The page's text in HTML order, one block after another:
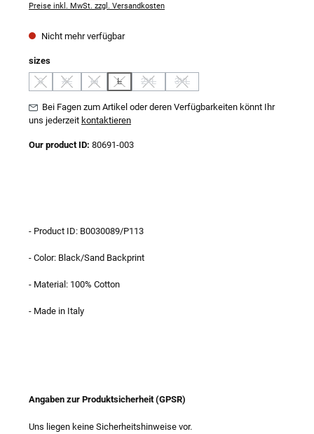
Preise inkl. MwSt. zzgl. Versandkosten
Nicht mehr verfügbar
sizesauswählen
S
(Diese Option ist zurzeit nicht verfügbar.)
XL
(Diese Option ist zurzeit nicht verfügbar.)
M
(Diese Option ist zurzeit nicht verfügbar.)
L
(Diese Option ist zurzeit nicht verfügbar.)
2XL
(Diese Option ist zurzeit nicht verfügbar.)
3XL
(Diese Option ist zurzeit nicht
Bei Fagen zum Artikel oder deren Verfügbarkeiten könnt Ihr
uns jederzeit kontaktieren
Our product ID: 80691-003
- Product ID: B0030089/P113
- Color: Black/Sand Backprint
- Material: 100% Cotton
- Made in Italy
Angaben zur Produktsicherheit (GPSR)
Uns liegen keine Sicherheitshinweise vor.